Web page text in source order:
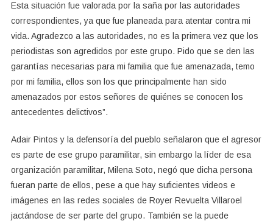
Esta situación fue valorada por la saña por las autoridades
correspondientes, ya que fue planeada para atentar contra mi
vida. Agradezco a las autoridades, no es la primera vez que los
periodistas son agredidos por este grupo. Pido que se den las
garantías necesarias para mi familia que fue amenazada, temo
por mi familia, ellos son los que principalmente han sido
amenazados por estos señores de quiénes se conocen los
antecedentes delictivos”.
Adair Pintos y la defensoría del pueblo señalaron que el agresor
es parte de ese grupo paramilitar, sin embargo la líder de esa
organización paramilitar, Milena Soto, negó que dicha persona
fueran parte de ellos, pese a que hay suficientes videos e
imágenes en las redes sociales de Royer Revuelta Villaroel
jactándose de ser parte del grupo. También se la puede